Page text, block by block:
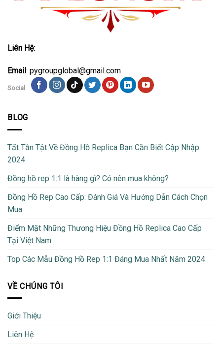
Liên Hệ:
Email: pygroupglobal@gmail.com
Social
BLOG
Tất Tần Tật Về Đồng Hồ Replica Bạn Cần Biết Cập Nhập
2024
Đồng hồ rep 1:1 là hàng gì? Có nên mua không?
Đồng Hồ Rep Cao Cấp: Đánh Giá Và Hướng Dẫn Cách Chọn
Mua
Điểm Mặt Những Thương Hiệu Đồng Hồ Replica Cao Cấp
Tại Việt Nam
Top Các Mẫu Đồng Hồ Rep 1:1 Đáng Mua Nhất Năm 2024
VỀ CHÚNG TÔI
Giới Thiệu
Liên Hệ